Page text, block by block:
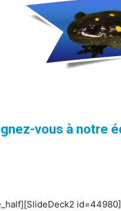
vous à notre
id=44980]